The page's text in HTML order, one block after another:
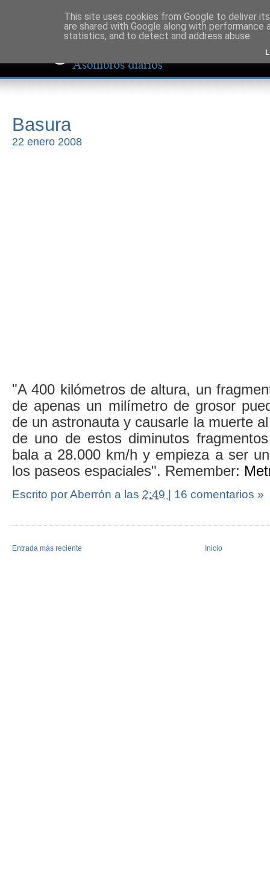
Basura
22 enero 2008
"A 400 kilómetros de altura, un
de apenas un milímetro de grosor
de un astronauta y causarle la muerte
de uno de estos diminutos
bala a 28.000 km/h y empieza a ser
los paseos espaciales". Remember:
Escrito por Aberrón a las 2:49 | 16 comentarios »
Entrada más reciente Inicio
This site uses cookies from Google to deliver
are shared with Google along with
statistics, and to detect and address abuse.